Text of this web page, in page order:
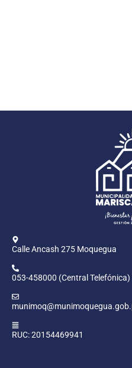
Calle Ancash 275 Moquegua
053-458000 (Central Telefónica)
RUC: 20154469941